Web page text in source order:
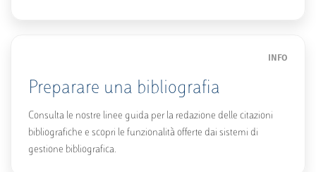
INFO
Preparare una bibliografia
Consulta le nostre linee guida per la redazione delle citazioni
bibliografiche e scopri le funzionalità offerte dai sistemi di
gestione bibliografica.